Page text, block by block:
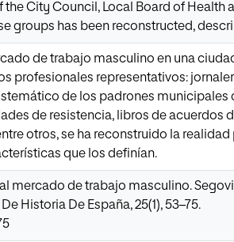
City Council, Local Board of Health
groups has been reconstructed,
de trabajo masculino en una
profesionales representativos:
de los padrones municipales
de resistencia, libros de acuerdos
otros, se ha reconstruido la
que los definían.
mercado de trabajo masculino.
Historia De España, 25(1), 53–75.